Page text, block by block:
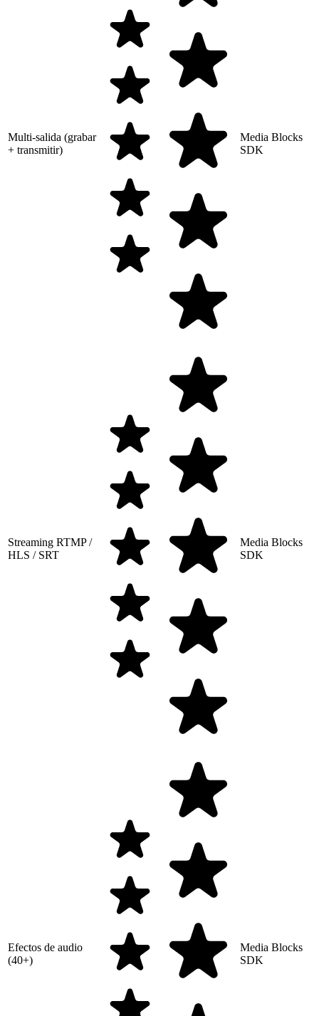
Multi-salida (grabar
+ transmitir)
Media Blocks
SDK
Streaming RTMP /
HLS / SRT
Media Blocks
SDK
Efectos de audio
(40+)
Media Blocks
SDK